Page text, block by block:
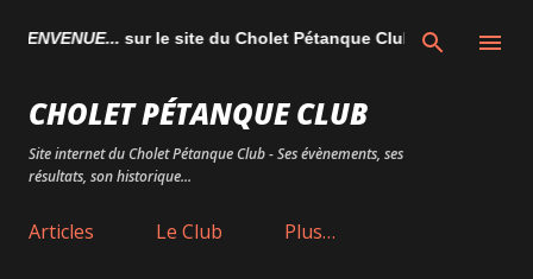
Accéder au contenu principal
sur le site du Cholet Pétanque Club
CHOLET PÉTANQUE CLUB
Site internet du Cholet Pétanque Club - Ses évènements, ses
résultats, son historique...
Articles Le Club Plus…